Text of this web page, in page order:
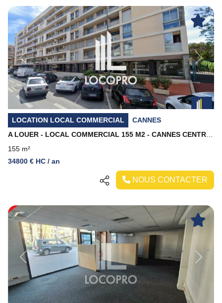
Previous Next
LOCATION LOCAL COMMERCIAL
CANNES
155 m²
34800 € HC / an
NOUS CONTACTER
Previous Next